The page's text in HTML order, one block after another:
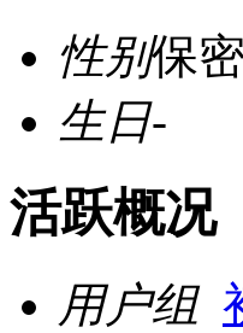
性别保密
生日-
活跃概况
用户组